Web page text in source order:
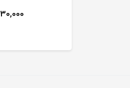
25,000